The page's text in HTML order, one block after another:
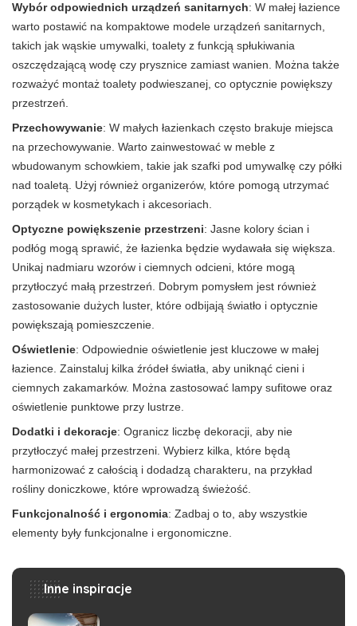
Wybór odpowiednich urządzeń sanitarnych: W małej łazience
warto postawić na kompaktowe modele urządzeń sanitarnych,
takich jak wąskie umywalki, toalety z funkcją spłukiwania
oszczędzającą wodę czy prysznice zamiast wanien. Można także
rozważyć montaż toalety podwieszanej, co optycznie powiększy
przestrzeń.
Przechowywanie: W małych łazienkach często brakuje miejsca
na przechowywanie. Warto zainwestować w meble z
wbudowanym schowkiem, takie jak szafki pod umywalkę czy półki
nad toaletą. Użyj również organizerów, które pomogą utrzymać
porządek w kosmetykach i akcesoriach.
Optyczne powiększenie przestrzeni: Jasne kolory ścian i
podłóg mogą sprawić, że łazienka będzie wydawała się większa.
Unikaj nadmiaru wzorów i ciemnych odcieni, które mogą
przytłoczyć małą przestrzeń. Dobrym pomysłem jest również
zastosowanie dużych luster, które odbijają światło i optycznie
powiększają pomieszczenie.
Oświetlenie: Odpowiednie oświetlenie jest kluczowe w małej
łazience. Zainstaluj kilka źródeł światła, aby uniknąć cieni i
ciemnych zakamarków. Można zastosować lampy sufitowe oraz
oświetlenie punktowe przy lustrze.
Dodatki i dekoracje: Ogranicz liczbę dekoracji, aby nie
przytłoczyć małej przestrzeni. Wybierz kilka, które będą
harmonizować z całością i dodadzą charakteru, na przykład
rośliny doniczkowe, które wprowadzą świeżość.
Funkcjonalność i ergonomia: Zadbaj o to, aby wszystkie
elementy były funkcjonalne i ergonomiczne.
Inne inspiracje